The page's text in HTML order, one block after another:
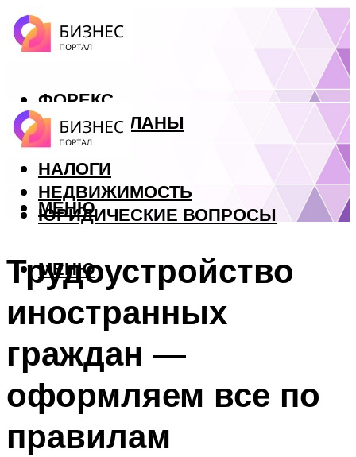
ФОРЕКС
БИЗНЕС ПЛАНЫ
КРЕДИТЫ
НАЛОГИ
НЕДВИЖИМОСТЬ
ЮРИДИЧЕСКИЕ ВОПРОСЫ
МЕНЮ
МЕНЮ
Трудоустройство
иностранных
граждан —
оформляем все по
правилам